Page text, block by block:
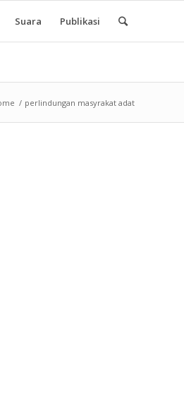
Suara Publikasi
/ perlindungan masyrakat adat